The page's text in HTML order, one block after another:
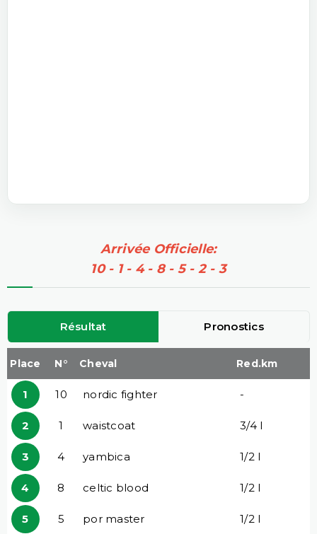
Arrivée Officielle:
10 - 1 - 4 - 8 - 5 - 2 - 3
Résultat Pronostics
Place N° Cheval Red.km
1 10 nordic fighter -
2 1 waistcoat 3/4 l
3 4 yambica 1/2 l
4 8 celtic blood 1/2 l
5 5 por master 1/2 l